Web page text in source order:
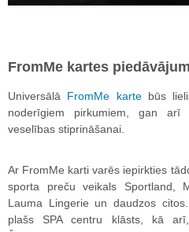
FromMe kartes
Universālā FromMe kartebūs
noderīgiem pirkumiem, gan
veselības stiprināšanai.
Ar FromMe karti varēs iepirkties
sporta preču veikals Sportland,
Lauma Lingerie un daudzos
plašs SPA centru klāsts, kā